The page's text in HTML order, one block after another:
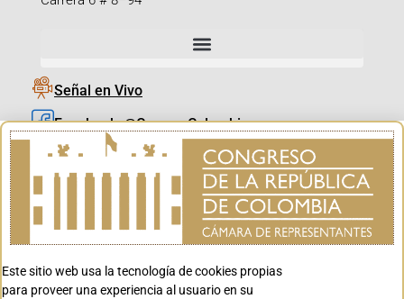
Señal en Vivo
Facebook_@CamaraColombia
Instagram_@CamaraColombia
X_@CamaraColombia
Youtube_@CamaraColombia
Youtube_@CanalCongreso
Este sitio web usa la tecnología de cookies propias
para proveer una experiencia al usuario en su